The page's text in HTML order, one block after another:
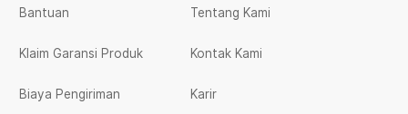
Bantuan
Klaim Garansi Produk
Biaya Pengiriman
Tentang Kami
Kontak Kami
Karir